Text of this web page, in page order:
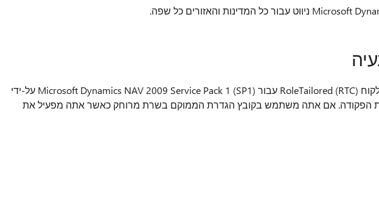
נניח שאתה מפעיל הלקוח RoleTailored (RTC) עבור Microsoft Dynamics NAV 2009 Service Pack 1 (SP1) על-ידי
הפקודה. אם אתה משתמש בקובץ הגדרת הממוקם בשרת מרוחק כאשר אתה מפעיל את